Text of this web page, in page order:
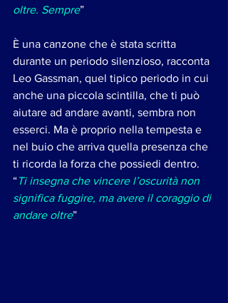
oltre. Sempre”
È una canzone che è stata scritta
durante un periodo silenzioso, racconta
Leo Gassman, quel tipico periodo in cui
anche una piccola scintilla, che ti può
aiutare ad andare avanti, sembra non
esserci. Ma è proprio nella tempesta e
nel buio che arriva quella presenza che
ti ricorda la forza che possiedi dentro.
“Ti insegna che vincere l’oscurità non
significa fuggire, ma avere il coraggio di
andare oltre”